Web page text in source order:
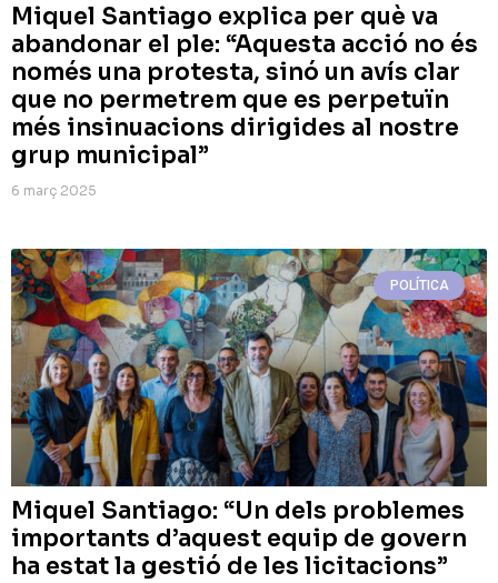
Miquel Santiago explica per què va
abandonar el ple: “Aquesta acció no és
només una protesta, sinó un avís clar
que no permetrem que es perpetuïn
més insinuacions dirigides al nostre
grup municipal”
6 març 2025
POLÍTICA
Miquel Santiago: “Un dels problemes
importants d’aquest equip de govern
ha estat la gestió de les licitacions”